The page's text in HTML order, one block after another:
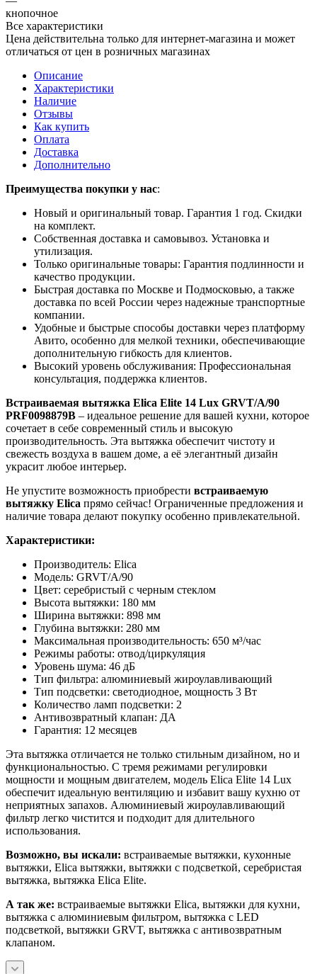
кнопочное
Все характеристики
Цена действительна только для интернет-магазина и может
отличаться от цен в розничных магазинах
Описание
Характеристики
Наличие
Отзывы
Как купить
Оплата
Доставка
Дополнительно
Преимущества покупки у нас:
Новый и оригинальный товар. Гарантия 1 год. Скидки
на комплект.
Собственная доставка и самовывоз. Установка и
утилизация.
Только оригинальные товары: Гарантия подлинности и
качество продукции.
Быстрая доставка по Москве и Подмосковью, а также
доставка по всей России через надежные транспортные
компании.
Удобные и быстрые способы доставки через платформу
Авито, особенно для мелкой техники, обеспечивающие
дополнительную гибкость для клиентов.
Высокий уровень обслуживания: Профессиональная
консультация, поддержка клиентов.
Встраиваемая вытяжка Elica Elite 14 Lux GRVT/A/90
PRF0098879B – идеальное решение для вашей кухни, которое
сочетает в себе современный стиль и высокую
производительность. Эта вытяжка обеспечит чистоту и
свежесть воздуха в вашем доме, а её элегантный дизайн
украсит любое интерьер.
Не упустите возможность приобрести встраиваемую
вытяжку Elica прямо сейчас! Ограниченные предложения и
наличие товара делают покупку особенно привлекательной.
Характеристики:
Производитель: Elica
Модель: GRVT/A/90
Цвет: серебристый с черным стеклом
Высота вытяжки: 180 мм
Ширина вытяжки: 898 мм
Глубина вытяжки: 280 мм
Максимальная производительность: 650 м³/час
Режимы работы: отвод/циркуляция
Уровень шума: 46 дБ
Тип фильтра: алюминиевый жироулавливающий
Тип подсветки: светодиодное, мощность 3 Вт
Количество ламп подсветки: 2
Антивозвратный клапан: ДА
Гарантия: 12 месяцев
Эта вытяжка отличается не только стильным дизайном, но и
функциональностью. С тремя режимами регулировки
мощности и мощным двигателем, модель Elica Elite 14 Lux
обеспечит идеальную вентиляцию и избавит вашу кухню от
неприятных запахов. Алюминиевый жироулавливающий
фильтр легко чистится и подходит для длительного
использования.
Возможно, вы искали: встраиваемые вытяжки, кухонные
вытяжки, Elica вытяжки, вытяжки с подсветкой, серебристая
вытяжка, вытяжка Elica Elite.
А так же: встраиваемые вытяжки Elica, вытяжки для кухни,
вытяжка с алюминиевым фильтром, вытяжка с LED
подсветкой, вытяжки GRVT, вытяжка с антивозвратным
клапаном.